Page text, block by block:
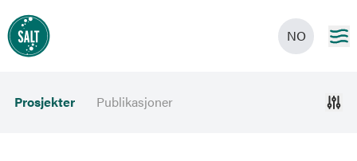
NO
Prosjekter Publikasjoner